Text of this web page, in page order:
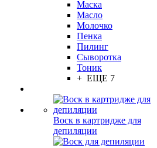
Маска
Масло
Молочко
Пенка
Пилинг
Сыворотка
Тоник
+ ЕЩЕ 7
Воск в картридже для
депиляции